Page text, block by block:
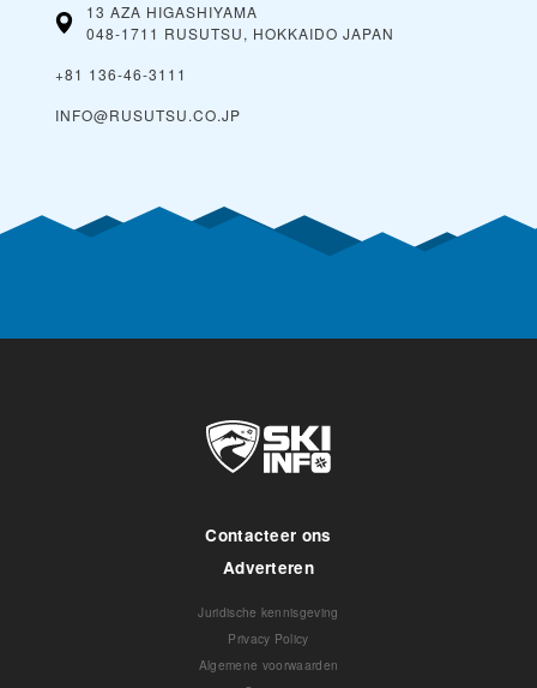
13 AZA HIGASHIYAMA
048-1711 RUSUTSU, HOKKAIDO JAPAN
+81 136-46-3111
INFO@RUSUTSU.CO.JP
Contacteer ons
Adverteren
Juridische kennisgeving
Privacy Policy
Algemene voorwaarden